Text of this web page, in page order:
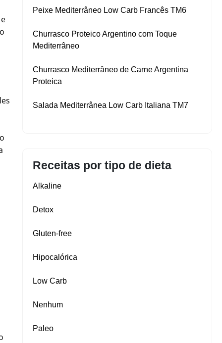
Peixe Mediterrâneo Low Carb Francês TM6
Churrasco Proteico Argentino com Toque
Mediterrâneo
Churrasco Mediterrâneo de Carne Argentina
Proteica
Salada Mediterrânea Low Carb Italiana TM7
Receitas por tipo de dieta
Alkaline
Detox
Gluten‑free
Hipocalórica
Low Carb
Nenhum
Paleo